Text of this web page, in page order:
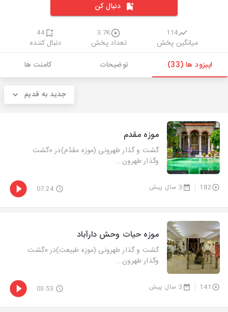
دنبال کن
114
میانگین پخش
3.7K
تعداد پخش
44
دنبال کننده
اپیزود ها (33)
توضیحات کامنت ها
جدید به قدیم
موزه مقدم
گشت و گذار طهرونی (موزه مقدّم)در «گشت‌
وگذار طهرون...
182 3 سال پیش 07:24
موزه حیات وحش دارآباد
گشت و گذار طهرونی (موزه طبیعت)در «گشت‌
وگذار طهرون...
141 3 سال پیش 03:53